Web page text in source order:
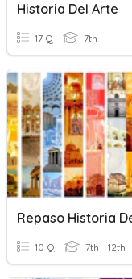
Historia Del Arte
17 Q 7th
10 Q 7th - 12th